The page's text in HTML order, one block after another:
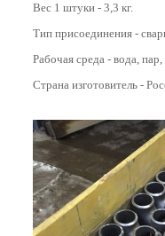
Вес 1 штуки - 3,3 кг.
Тип присоединения -
Рабочая среда - вода, пар,
Страна изготовитель -